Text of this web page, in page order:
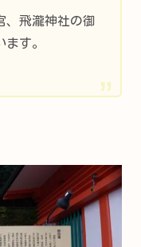
、飛瀧神社の御
す。